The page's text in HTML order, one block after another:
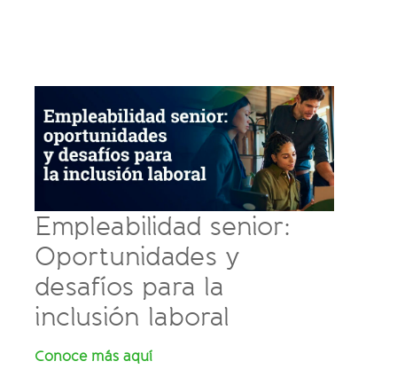
Empleabilidad senior:
Oportunidades y
desafíos para la
inclusión laboral
Conoce más aquí